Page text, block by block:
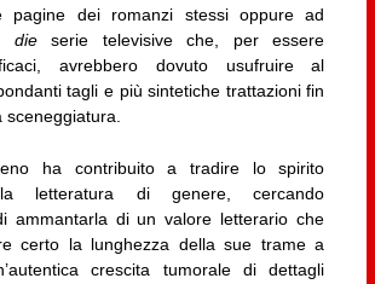
pagine dei romanzi stessi oppure ad
dieserie televisive che, per essere
avrebbero dovuto usufruire al
tagli e più sintetiche trattazioni fin
ha contribuito a tradire lo spirito
letteratura di genere, cercando
ammantarla di un valore letterario che
certo la lunghezza della sue trame a
crescita tumorale di dettagli